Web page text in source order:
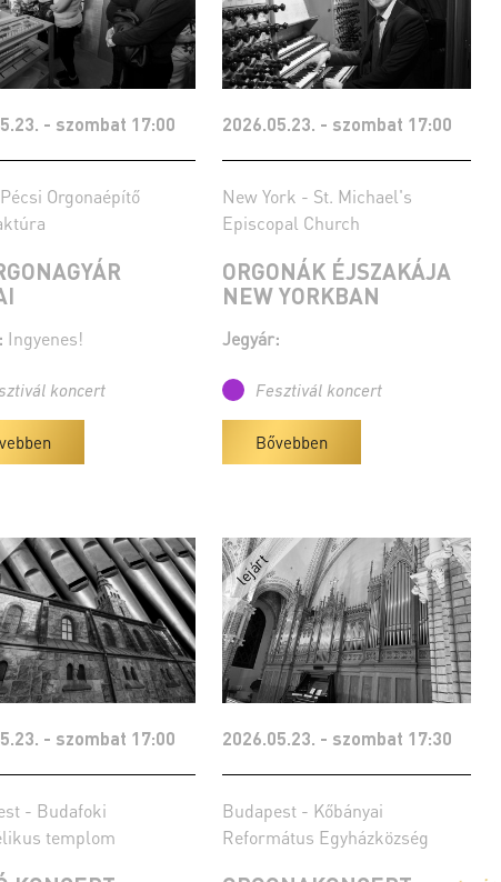
- szombat 17:00
Orgonaépítő
Ingyenes!
koncert
2026.05.23. - szombat 17:00
New York - St. Michael's
Episcopal Church
ORGONÁK ÉJSZAKÁJA
NEW YORKBAN
Jegyár:
Fesztivál koncert
Bővebben
- szombat 17:00
- Budafoki
templom
2026.05.23. - szombat 17:30
Budapest - Kőbányai
Református Egyházközség